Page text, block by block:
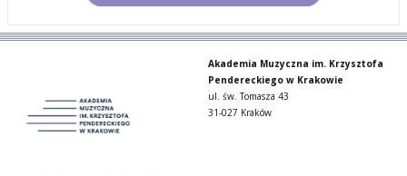
Akademia Muzyczna im. Krzysztofa
Pendereckiego w Krakowie
ul. św. Tomasza 43
31-027 Kraków